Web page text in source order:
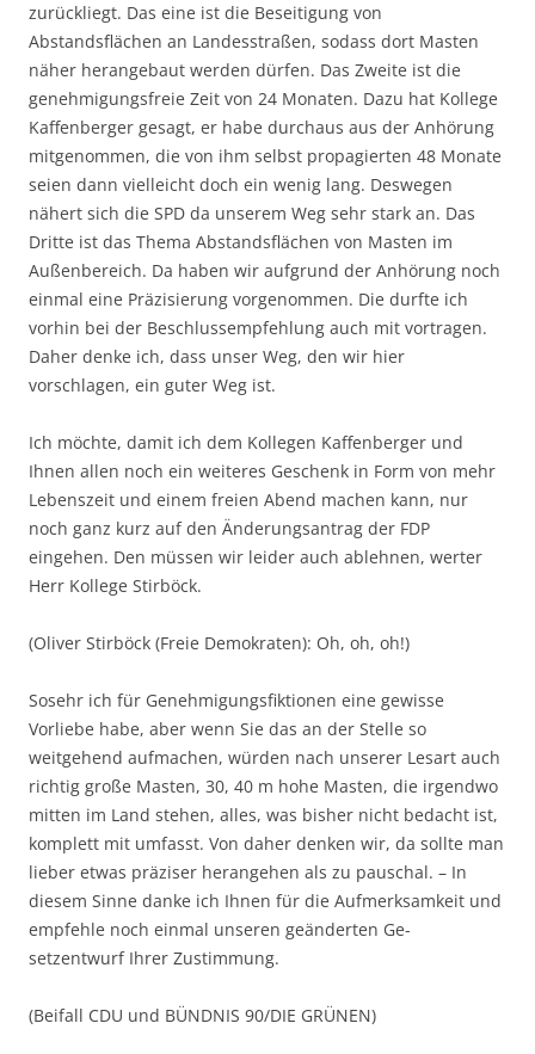
zurückliegt. Das eine ist die Beseitigung von
Abstandsflächen an Landesstraßen, sodass dort Masten
näher herangebaut werden dürfen. Das Zweite ist die
genehmigungsfreie Zeit von 24 Monaten. Dazu hat Kollege
Kaffenberger gesagt, er habe durchaus aus der Anhörung
mitgenommen, die von ihm selbst propagierten 48 Monate
seien dann vielleicht doch ein wenig lang. Deswegen
nähert sich die SPD da unserem Weg sehr stark an. Das
Dritte ist das Thema Abstandsflächen von Masten im
Außenbereich. Da haben wir aufgrund der Anhörung noch
einmal eine Präzisierung vorgenommen. Die durfte ich
vorhin bei der Beschlussempfehlung auch mit vortragen.
Daher denke ich, dass unser Weg, den wir hier
vorschlagen, ein guter Weg ist.
Ich möchte, damit ich dem Kollegen Kaffenberger und
Ihnen allen noch ein weiteres Geschenk in Form von mehr
Lebenszeit und einem freien Abend machen kann, nur
noch ganz kurz auf den Änderungsantrag der FDP
eingehen. Den müssen wir leider auch ablehnen, werter
Herr Kollege Stirböck.
(Oliver Stirböck (Freie Demokraten): Oh, oh, oh!)
Sosehr ich für Genehmigungsfiktionen eine gewisse
Vorliebe habe, aber wenn Sie das an der Stelle so
weitgehend aufmachen, würden nach unserer Lesart auch
richtig große Masten, 30, 40 m hohe Masten, die irgendwo
mitten im Land stehen, alles, was bisher nicht bedacht ist,
komplett mit umfasst. Von daher denken wir, da sollte man
lieber etwas präziser herangehen als zu pauschal. – In
diesem Sinne danke ich Ihnen für die Aufmerksamkeit und
empfehle noch einmal unseren geänderten Ge-
setzentwurf Ihrer Zustimmung.
(Beifall CDU und BÜNDNIS 90/DIE GRÜNEN)